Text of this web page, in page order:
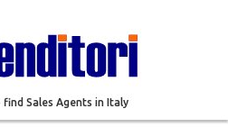
Sales Agents in Italy